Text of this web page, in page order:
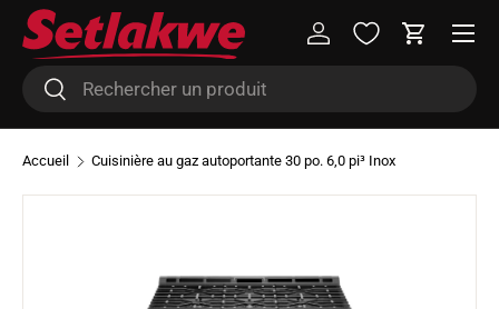
Aller au contenu
Recherche
Rechercher
Se connecterPanier
Menu
Accueil Cuisinière au gaz autoportante 30 po. 6,0 pi³ Inox